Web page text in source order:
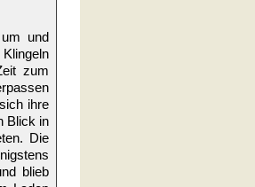
und
zum
ihre
Blick in
Die
blieb